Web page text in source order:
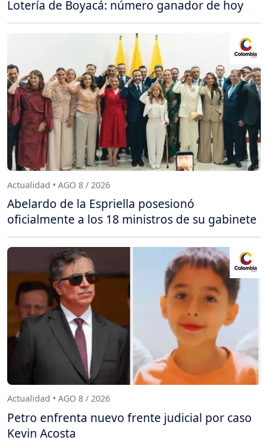
Lotería de Boyacá: número ganador de hoy
Actualidad • AGO 8 / 2026
Abelardo de la Espriella posesionó
oficialmente a los 18 ministros de su gabinete
Actualidad • AGO 8 / 2026
Petro enfrenta nuevo frente judicial por caso
Kevin Acosta